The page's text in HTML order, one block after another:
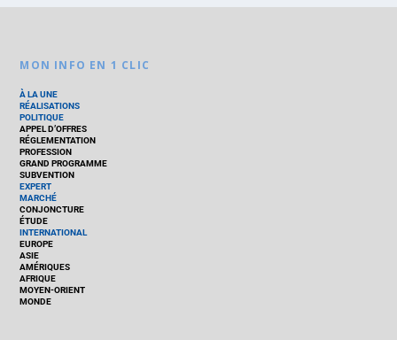
MON INFO EN 1 CLIC
À LA UNE
RÉALISATIONS
POLITIQUE
APPEL D’OFFRES
RÉGLEMENTATION
PROFESSION
GRAND PROGRAMME
SUBVENTION
EXPERT
MARCHÉ
CONJONCTURE
ÉTUDE
INTERNATIONAL
EUROPE
ASIE
AMÉRIQUES
AFRIQUE
MOYEN-ORIENT
MONDE